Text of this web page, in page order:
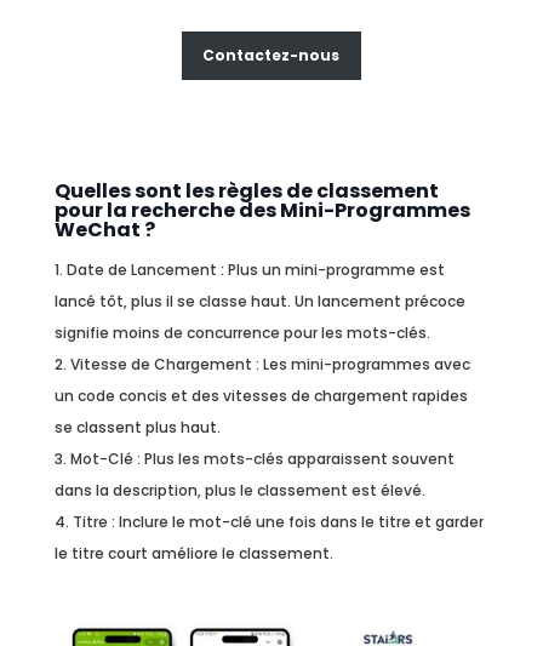
Contactez-nous
Quelles sont les règles de classement
pour la recherche des Mini-Programmes
WeChat ?
Date de Lancement : Plus un mini-programme est
lancé tôt, plus il se classe haut. Un lancement précoce
signifie moins de concurrence pour les mots-clés.
Vitesse de Chargement : Les mini-programmes avec
un code concis et des vitesses de chargement rapides
se classent plus haut.
Mot-Clé : Plus les mots-clés apparaissent souvent
dans la description, plus le classement est élevé.
Titre : Inclure le mot-clé une fois dans le titre et garder
le titre court améliore le classement.